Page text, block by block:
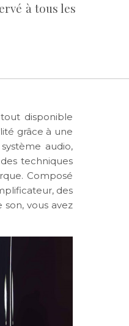
à tous les
disponible
grâce à une
audio,
techniques
Composé
des
vous avez